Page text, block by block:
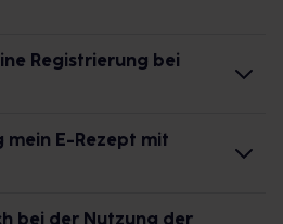
Registrierung bei
bei deiner Apotheke vor Ort
mein E-Rezept mit
bei der Nutzung der